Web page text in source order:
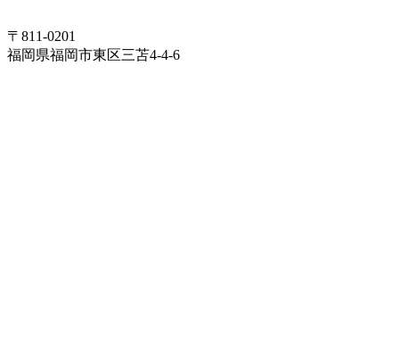
〒811-0201
福岡県福岡市東区三苫4-4-6